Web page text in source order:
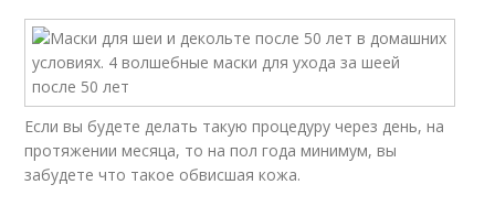
Если вы будете делать такую процедуру через день, на
протяжении месяца, то на пол года минимум, вы
забудете что такое обвисшая кожа.